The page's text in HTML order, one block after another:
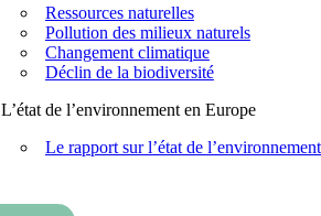
Ressources naturelles
Pollution des milieux naturels
Changement climatique
Déclin de la biodiversité
L’état de l’environnement en Europe
Le rapport sur l’état de